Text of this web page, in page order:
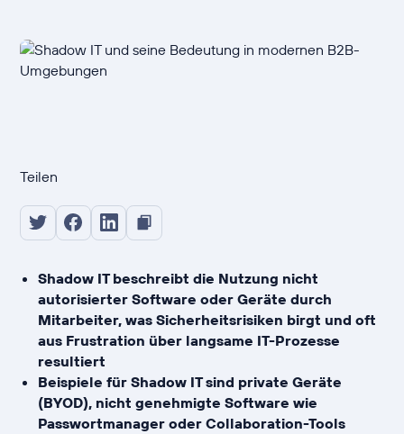
Teilen
Shadow IT beschreibt die Nutzung nicht
autorisierter Software oder Geräte durch
Mitarbeiter, was Sicherheitsrisiken birgt und oft
aus Frustration über langsame IT-Prozesse
resultiert
Beispiele für Shadow IT sind private Geräte
(BYOD), nicht genehmigte Software wie
Passwortmanager oder Collaboration-Tools